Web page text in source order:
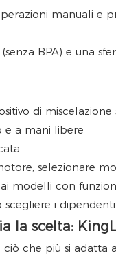
manuali e
BPA) e una
di miscelazione
e a mani libere
selezionare
modelli con
la scelta:
che più si adatta